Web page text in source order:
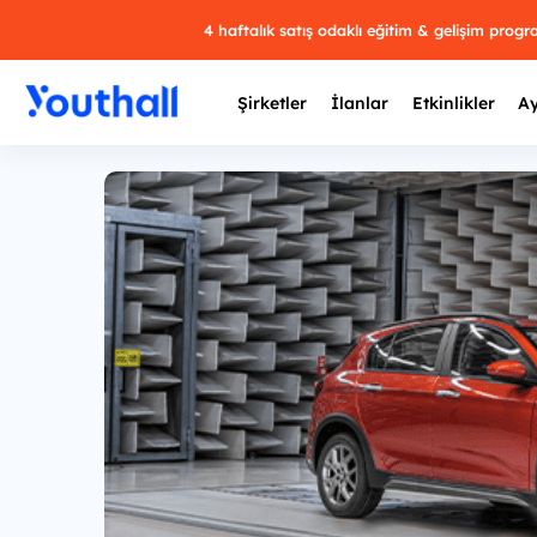
4 haftalık satış odaklı eğitim & gelişim
Şirketler İlanlar Etkinlikler
29